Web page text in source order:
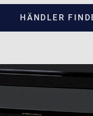
HÄNDLER